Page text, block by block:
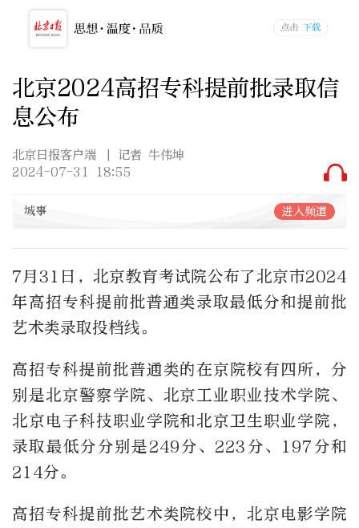
北京2024高招专科提前批录取信
息公布
北京日报客户端
| 记者 牛伟坤
2024-07-31 18:55
城事 进入频道
7 月31 日，北京教育考试院公布了北京市2024
年高招专科提前批普通类录取最低分和提前批
艺术类录取投档线。
高招专科提前批普通类的在京院校有四所，分
别是北京警察学院、北京工业职业技术学院、
北京电子科技职业学院和北京卫生职业学院，
录取最低分分别是249分、 223 分、 197 分和
214分。
高招专科提前批艺术类院校中，北京电影学院